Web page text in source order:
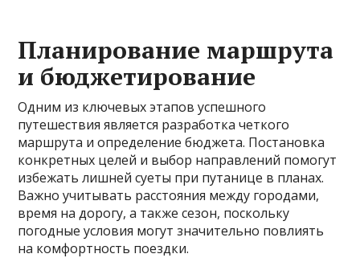
Планирование маршрута
и бюджетирование
Одним из ключевых этапов успешного
путешествия является разработка четкого
маршрута и определение бюджета. Постановка
конкретных целей и выбор направлений помогут
избежать лишней суеты при путанице в планах.
Важно учитывать расстояния между городами,
время на дорогу, а также сезон, поскольку
погодные условия могут значительно повлиять
на комфортность поездки.